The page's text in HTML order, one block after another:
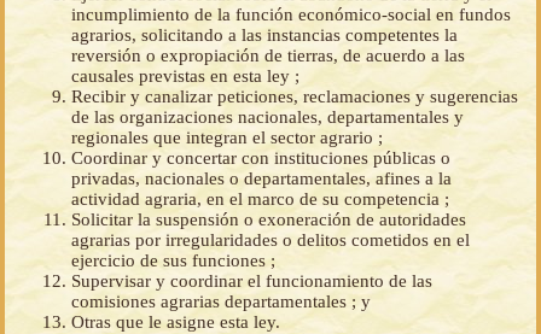
incumplimiento de la función económico-social en fundos
agrarios, solicitando a las instancias competentes la
reversión o expropiación de tierras, de acuerdo a las
causales previstas en esta ley ;
Recibir y canalizar peticiones, reclamaciones y sugerencias
de las organizaciones nacionales, departamentales y
regionales que integran el sector agrario ;
Coordinar y concertar con instituciones públicas o
privadas, nacionales o departamentales, afines a la
actividad agraria, en el marco de su competencia ;
Solicitar la suspensión o exoneración de autoridades
agrarias por irregularidades o delitos cometidos en el
ejercicio de sus funciones ;
Supervisar y coordinar el funcionamiento de las
comisiones agrarias departamentales ; y
Otras que le asigne esta ley.